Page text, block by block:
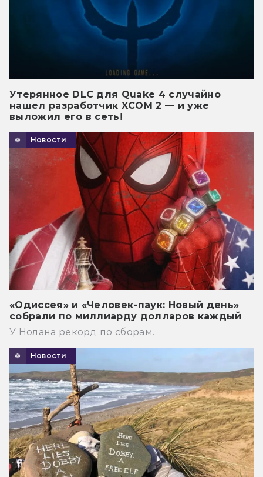
Утерянное DLC для Quake 4 случайно
нашел разработчик XCOM 2 — и уже
выложил его в сеть!
Новости
«Одиссея» и «Человек-паук: Новый день»
собрали по миллиарду долларов каждый
У Нолана рекорд по сборам.
Новости